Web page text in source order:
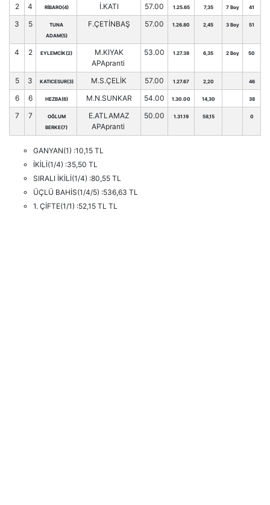
2 4 RİBARO(4) İ.KATI 57.00 1.25.65 7,35 7 Boy 41
3 5
TUNA
ADAM(5)
F.ÇETİNBAŞ 57.00 1.26.80 2,45 3 Boy 51
4 2 EYLEMCİK(2)
M.KIYAK
APApranti
53.00 1.27.38 6,35 2 Boy 50
5 3 KATICESUR(3) M.S.ÇELİK 57.00 1.27.67 2,20 46
6 6 HEZBA(6) M.N.SUNKAR 54.00 1.30.00 14,30 38
7 7
OĞLUM
BERKE(7)
E.ATLAMAZ
APApranti
50.00 1.31.19 58,15 0
GANYAN(1) :10,15 TL
İKİLİ(1/4) :35,50 TL
SIRALI İKİLİ(1/4) :80,55 TL
ÜÇLÜ BAHİS(1/4/5) :536,63 TL
1. ÇİFTE(1/1) :52,15 TL TL